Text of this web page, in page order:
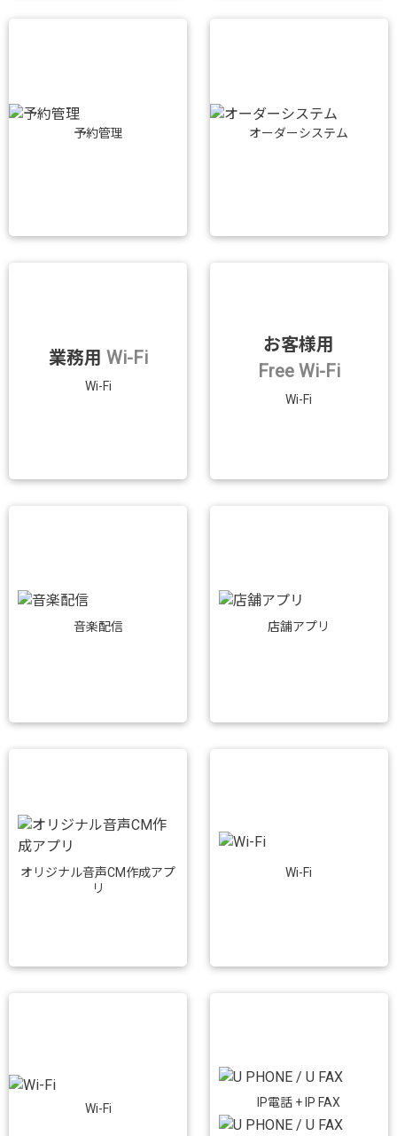
予約管理 オーダーシステム
業務用 Wi-Fi
Wi-Fi
お客様用
Free Wi-Fi
Wi-Fi
音楽配信 店舗アプリ
オリジナル音声CM作成アプ
リ
Wi-Fi
Wi-Fi IP電話 + IP FAX